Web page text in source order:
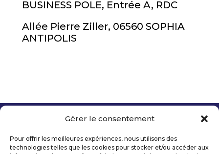
Gérer le consentement
Pour offrir les meilleures expériences, nous utilisons des
technologies telles que les cookies pour stocker et/ou accéder aux
BUSINESS POLE, Entrée A, RDC
Allée Pierre Ziller, 06560 SOPHIA
ANTIPOLIS
Mentions légales